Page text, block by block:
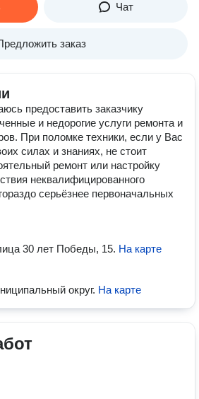
Чат
заказ
предоставить заказчику
и недорогие услуги ремонта и
При поломке техники, если у Вас
силах и знаниях, не стоит
ремонт или настройку
неквалифицированного
серьёзнее первоначальных
30 лет Победы, 15. На карте
округ. На карте